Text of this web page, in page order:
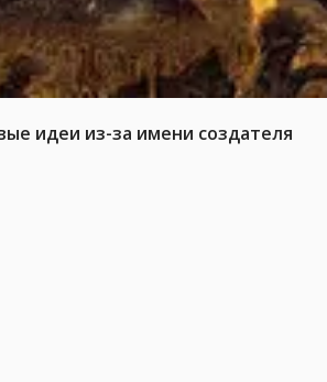
идеи из-за имени создателя